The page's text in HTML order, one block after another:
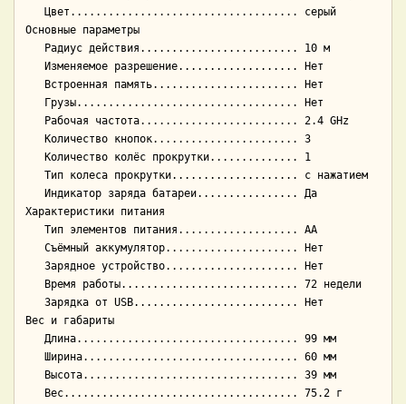
Основные параметры
Характеристики питания
Вес и габариты